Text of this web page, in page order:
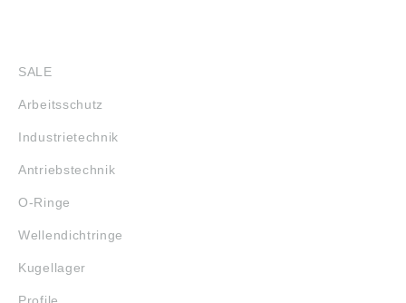
SALE
Arbeitsschutz
Industrietechnik
Antriebstechnik
O-Ringe
Wellendichtringe
Kugellager
Profile